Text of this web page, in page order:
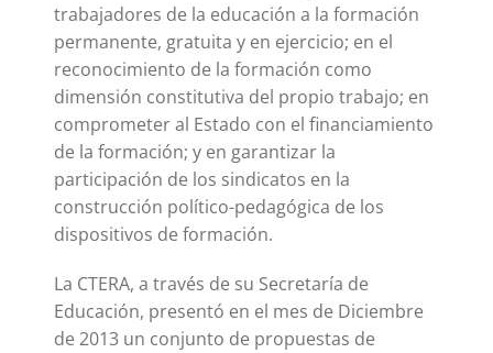
trabajadores de la educación a la formación
permanente, gratuita y en ejercicio; en el
reconocimiento de la formación como
dimensión constitutiva del propio trabajo; en
comprometer al Estado con el financiamiento
de la formación; y en garantizar la
participación de los sindicatos en la
construcción político-pedagógica de los
dispositivos de formación.
La CTERA, a través de su Secretaría de
Educación, presentó en el mes de Diciembre
de 2013 un conjunto de propuestas de